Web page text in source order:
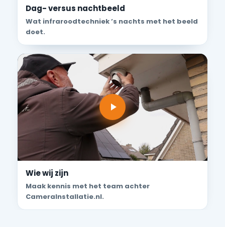
Dag- versus nachtbeeld
Wat infraroodtechniek ’s nachts met het beeld
doet.
Wie wij zijn
Maak kennis met het team achter
CameraInstallatie.nl.